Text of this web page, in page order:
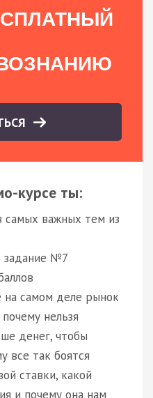
курсе ты:
самых важных тем из
задание №7
на самом деле рынок
нельзя
денег, чтобы
все так боятся
ставки, какой
и почему она нам